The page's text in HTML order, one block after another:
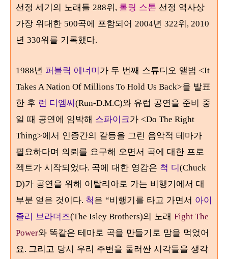
선정 세기의 노래들 288위, 롤링 스톤 선정 역사상
가장 위대한 500곡에 포함되어 2004년 322위, 2010
년 330위를 기록했다.
1988년 퍼블릭 에너미가 두 번째 스튜디오 앨범 <It
Takes A Nation Of Millions To Hold Us Back>을 발표
한 후 런 디엠씨(Run-D.M.C)와 유럽 공연을 준비 중
일 때 공연에 임박해 스파이크가 <Do The Right
Thing>에서 인종간의 갈등을 그린 음악적 테마가
필요하다며 의뢰를 요구해 오면서 곡에 대한 프로
젝트가 시작되었다. 곡에 대한 영감은 척 디(Chuck
D)가 공연을 위해 이탈리아로 가는 비행기에서 대
부분 얻은 것이다. 척은 “비행기를 타고 가면서 아이
즐리 브라더즈(The Isley Brothers)의 노래 Fight The
Power와 똑같은 테마로 곡을 만들기로 맘을 먹었어
요. 그리고 당시 우리 주변을 둘러싼 시각들을 생각